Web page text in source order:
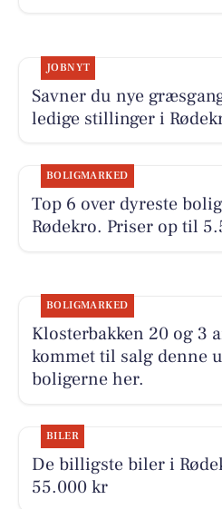
JOBNYT
Savner du nye
ledige stillinger i
BOLIGMARKED
Top 6 over dyreste
Rødekro. Priser op til
BOLIGMARKED
Klosterbakken 20 og 3
kommet til salg denne
boligerne her.
BILER
De billigste biler i
55.000 kr